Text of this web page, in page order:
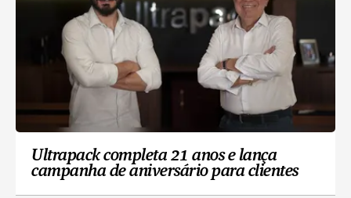
Ultrapack completa 21 anos e lança
campanha de aniversário para clientes